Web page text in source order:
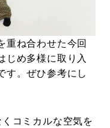
重ね合わせた今回
じめ多様に取り入
す。ぜひ参考にし
コミカルな空気を